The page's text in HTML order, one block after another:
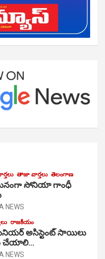
తాజా వార్తలు తెలంగాణ
ఘ‌నంగా సోనియా గాంధీ
NEWS
రాజకీయం
సీనియర్ అసిస్టెంట్ సాయిలు
చేయాలి…
NEWS